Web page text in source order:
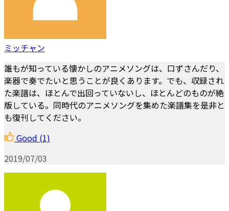
ミッチャン
誰もが知っている懐かしのアニメソングは、口ずさんだり、
楽器で奏でたいと思うことが良くあります。でも、収録され
た楽譜は、ほとんで出回っていないし、ほとんどのものが絶
版している。同時代のアニメソングを集めた楽譜集を是非と
も復刊してください。
Good (1)
2019/07/03